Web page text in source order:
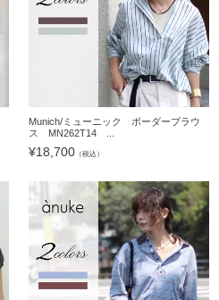
Munich/ミューニック ボーダーブラウ
ス MN262T14 ...
¥18,700 （税込）